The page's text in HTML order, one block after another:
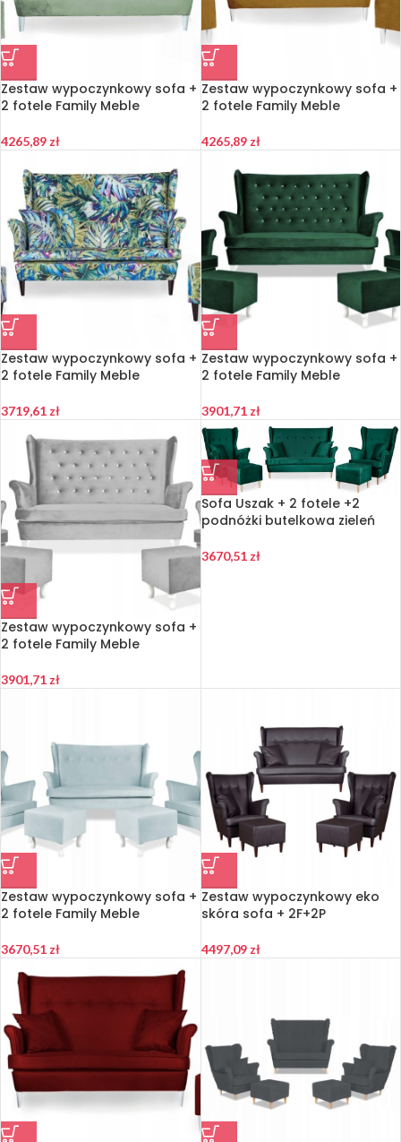
Zestaw wypoczynkowy sofa +
2 fotele Family Meble
4265,89 zł
Zestaw wypoczynkowy sofa +
2 fotele Family Meble
4265,89 zł
Zestaw wypoczynkowy sofa +
2 fotele Family Meble
3719,61 zł
Zestaw wypoczynkowy sofa +
2 fotele Family Meble
3901,71 zł
Zestaw wypoczynkowy sofa +
2 fotele Family Meble
3901,71 zł
Sofa Uszak + 2 fotele +2
podnóżki butelkowa zieleń
3670,51 zł
Zestaw wypoczynkowy sofa +
2 fotele Family Meble
3670,51 zł
Zestaw wypoczynkowy eko
skóra sofa + 2F+2P
4497,09 zł